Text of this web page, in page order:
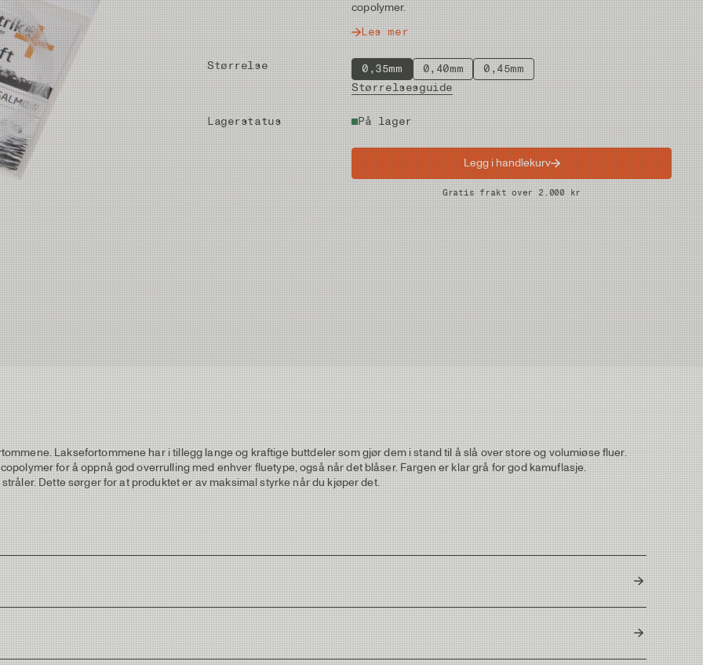
copolymer.
Les mer
Størrelse 0,35mm 0,40mm
0,45mm
Størrelsesguide
Lagerstatus På lager
Legg i handlekurv
Gratis frakt over 2.000 kr
Laksefortommene har i tillegg lange og kraftige buttdeler som gjør dem i stand til å slå over store og volumiøse fluer.
for å oppnå god overrulling med enhver fluetype, også når det blåser. Fargen er klar grå for god kamuflasje.
Dette sørger for at produktet er av maksimal styrke når du kjøper det.
Japan